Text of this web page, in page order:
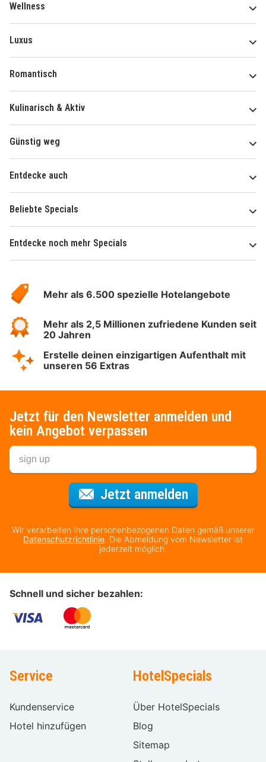
Wellness
Luxus
Romantisch
Kulinarisch & Aktiv
Günstig weg
Entdecke auch
Beliebte Specials
Entdecke noch mehr Specials
Hotelspecials
Mehr als 6.500 spezielle Hotelangebote
Mehr als 2,5 Millionen zufriedene Kunden seit
20 Jahren
Erstelle deinen einzigartigen Aufenthalt mit
unseren 56 Extras
Jetzt für den Newsletter anmelden und
kein Angebot verpassen
Jetzt anmeldenFür den
Wir verarbeiten Ihre personenbezogenen Daten gemäß unserer
Datenschutzrichtlinie. Die Abmeldung vom Newsletter ist
jederzeit möglich.
Schnell und sicher bezahlen:
Service
Kundenservice
Hotel hinzufügen
HotelSpecials
Über HotelSpecials
Blog
Sitemap